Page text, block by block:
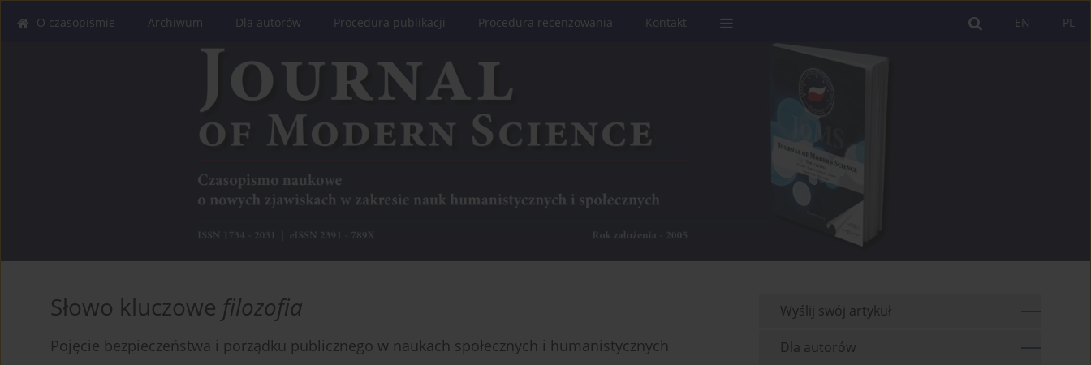
PL
EN
O czasopiśmie Archiwum Dla autorów Procedura publikacji Procedura recenzowania Kontakt
Słowo kluczowe filozofia
Pojęcie bezpieczeństwa i porządku publicznego w naukach społecznych i humanistycznych
Wyślij swój artykuł
Dla autorów